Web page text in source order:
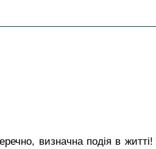
визначна подія в житті!